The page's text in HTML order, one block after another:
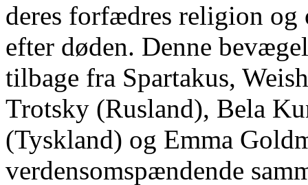
deres forfædres religion
efter døden. Denne
tilbage fra Spartakus,
Trotsky (Rusland), Bela
(Tyskland) og Emma
verdensomspændende